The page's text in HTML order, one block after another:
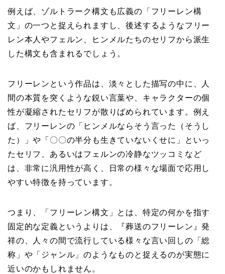
例えば、ゾルトラーク構文も広義の「フリーレン構
文」の一つと捉えられますし、後述するようなフリー
レン本人やフェルン、ヒンメルたちのセリフから派生
した構文も含まれるでしょう。
フリーレンという作品は、淡々とした描写の中に、人
間の本質を突くような鋭い言葉や、キャラクターの個
性が凝縮されたセリフが散りばめられています。例え
ば、フリーレンの「ヒンメルならそう言った（そうし
た）」や「〇〇の半分も生きていないくせに」といっ
たセリフ、あるいはフェルンの冷静なツッコミなど
は、非常に汎用性が高く、日常の様々な場面で応用し
やすい特徴を持っています。
つまり、「フリーレン構文」とは、特定の何かを指す
固定的な定義というよりは、『葬送のフリーレン』発
祥の、人々の間で流行している様々な言い回しの「総
称」や「ジャンル」のようなものと捉えるのが実態に
近いのかもしれません。